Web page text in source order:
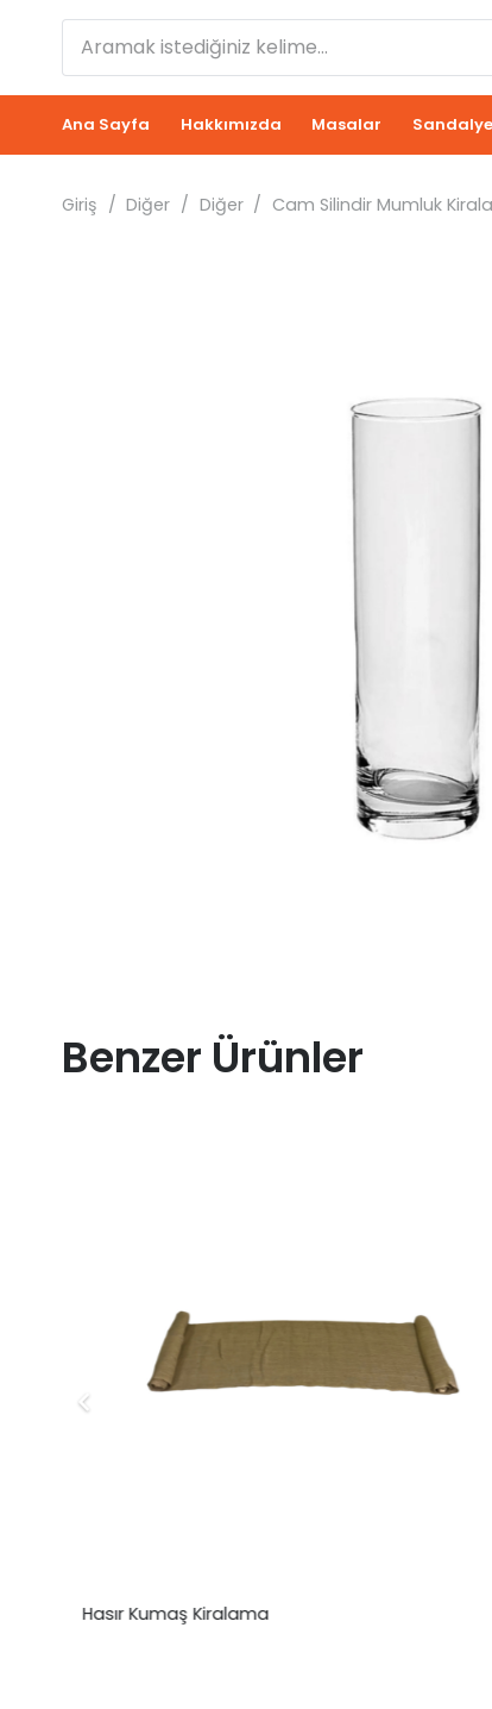
Ana Sayfa Hakkımızda Masalar
Giriş / Diğer / Diğer / Cam Silindir Mumluk
Benzer Ürünler
Hasır Kumaş Kiralama